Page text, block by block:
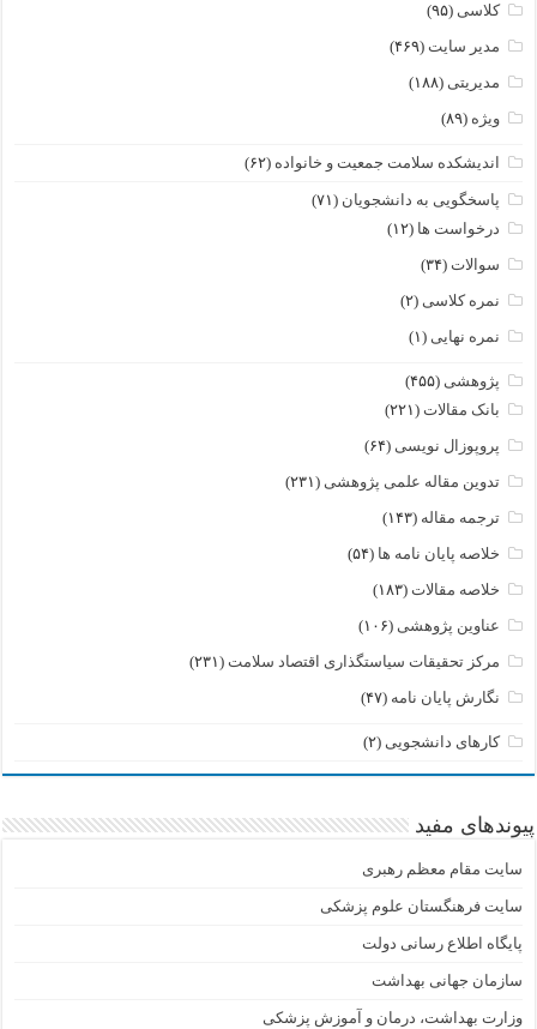
کلاسی (۹۵)
مدیر سایت (۴۶۹)
مدیریتی (۱۸۸)
ویژه (۸۹)
اندیشکده سلامت جمعیت و خانواده (۶۲)
پاسخگویی به دانشجویان (۷۱)
درخواست ها (۱۲)
سوالات (۳۴)
نمره کلاسی (۲)
نمره نهایی (۱)
پژوهشی (۴۵۵)
بانک مقالات (۲۲۱)
پروپوزال نویسی (۶۴)
تدوین مقاله علمی پژوهشی (۲۳۱)
ترجمه مقاله (۱۴۳)
خلاصه پایان نامه ها (۵۴)
خلاصه مقالات (۱۸۳)
عناوین پژوهشی (۱۰۶)
مرکز تحقیقات سیاستگذاری اقتصاد سلامت (۲۳۱)
نگارش پایان نامه (۴۷)
کارهای دانشجویی (۲)
پیوندهای مفید
سایت مقام معظم رهبری
سایت فرهنگستان علوم پزشکی
پایگاه اطلاع رسانی دولت
سازمان جهانی بهداشت
وزارت بهداشت، درمان و آموزش پزشکی